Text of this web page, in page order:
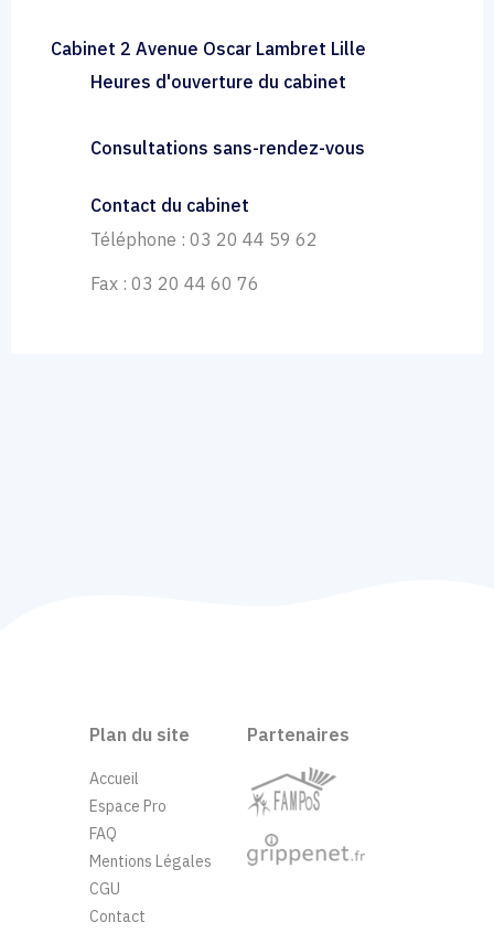
Cabinet 2 Avenue Oscar Lambret Lille
Heures d'ouverture du cabinet
Consultations sans-rendez-vous
Contact du cabinet
Téléphone : 03 20 44 59 62
Fax : 03 20 44 60 76
Plan du site
Accueil
Espace Pro
FAQ
Mentions Légales
CGU
Contact
Partenaires